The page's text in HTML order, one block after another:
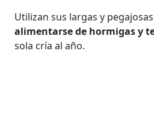
Utilizan sus largas y
alimentarse de hormigas y
sola cría al año.